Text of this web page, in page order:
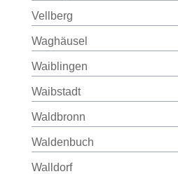
Vellberg
Waghäusel
Waiblingen
Waibstadt
Waldbronn
Waldenbuch
Walldorf